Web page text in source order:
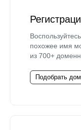
похожее имя
из 700+
Подобрать